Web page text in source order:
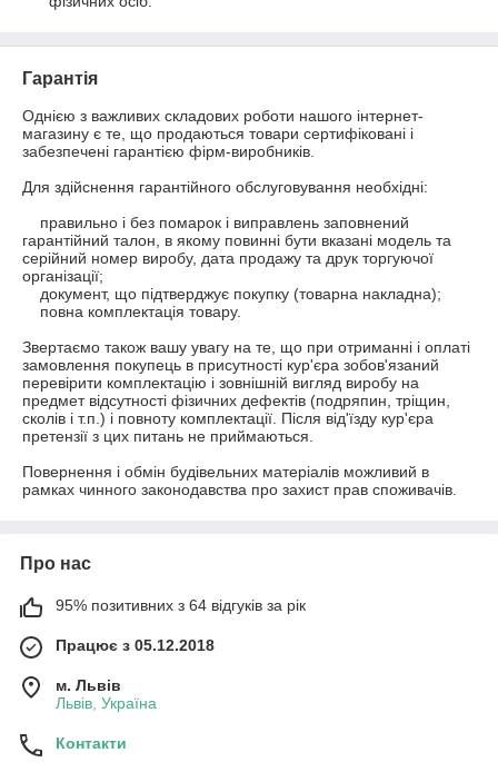
Гарантія
Однією з важливих складових роботи нашого інтернет-
магазину є те, що продаються товари сертифіковані і
забезпечені гарантією фірм-виробників.
Для здійснення гарантійного обслуговування необхідні:
гарантійний талон, в якому повинні бути вказані модель та
серійний номер виробу, дата продажу та друк торгуючої
організації;
Звертаємо також вашу увагу на те, що при отриманні і оплаті
замовлення покупець в присутності кур'єра зобов'язаний
перевірити комплектацію і зовнішній вигляд виробу на
предмет відсутності фізичних дефектів (подряпин, тріщин,
сколів і т.п.) і повноту комплектації. Після від'їзду кур'єра
претензії з цих питань не приймаються.
Повернення і обмін будівельних матеріалів можливий в
рамках чинного законодавства про захист прав споживачів.
Про нас
95% позитивних з 64 відгуків за рік
Працює з 05.12.2018
м. Львів
Львів, Україна
Контакти